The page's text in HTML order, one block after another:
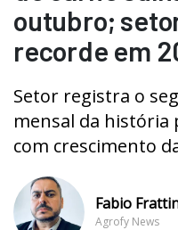
outubro;
recorde em
Setor registra o
mensal da história
com crescimento
Fabio
Agrofy News